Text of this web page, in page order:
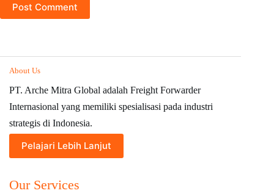
Post Comment
About Us
PT. Arche Mitra Global adalah Freight Forwarder
Internasional yang memiliki spesialisasi pada industri
strategis di Indonesia.
Pelajari Lebih Lanjut
Our Services